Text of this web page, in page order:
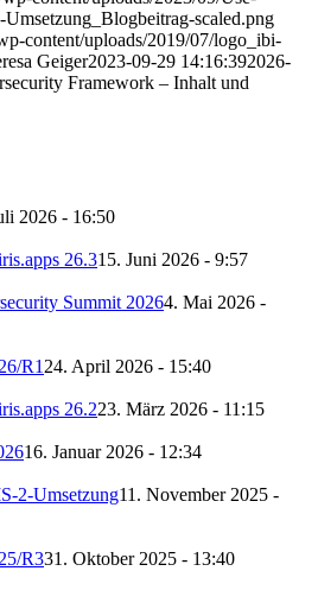
scaled.png
content/uploads/2019/07/logo_ibi-
Geiger2023-09-29 14:16:392026-
Framework – Inhalt und
2026 - 16:50
26.315. Juni 2026 - 9:57
Summit 20264. Mai 2026 -
R1 24. April 2026 - 15:40
26.223. März 2026 - 11:15
16. Januar 2026 - 12:34
2-Umsetzung11. November 2025 -
R331. Oktober 2025 - 13:40